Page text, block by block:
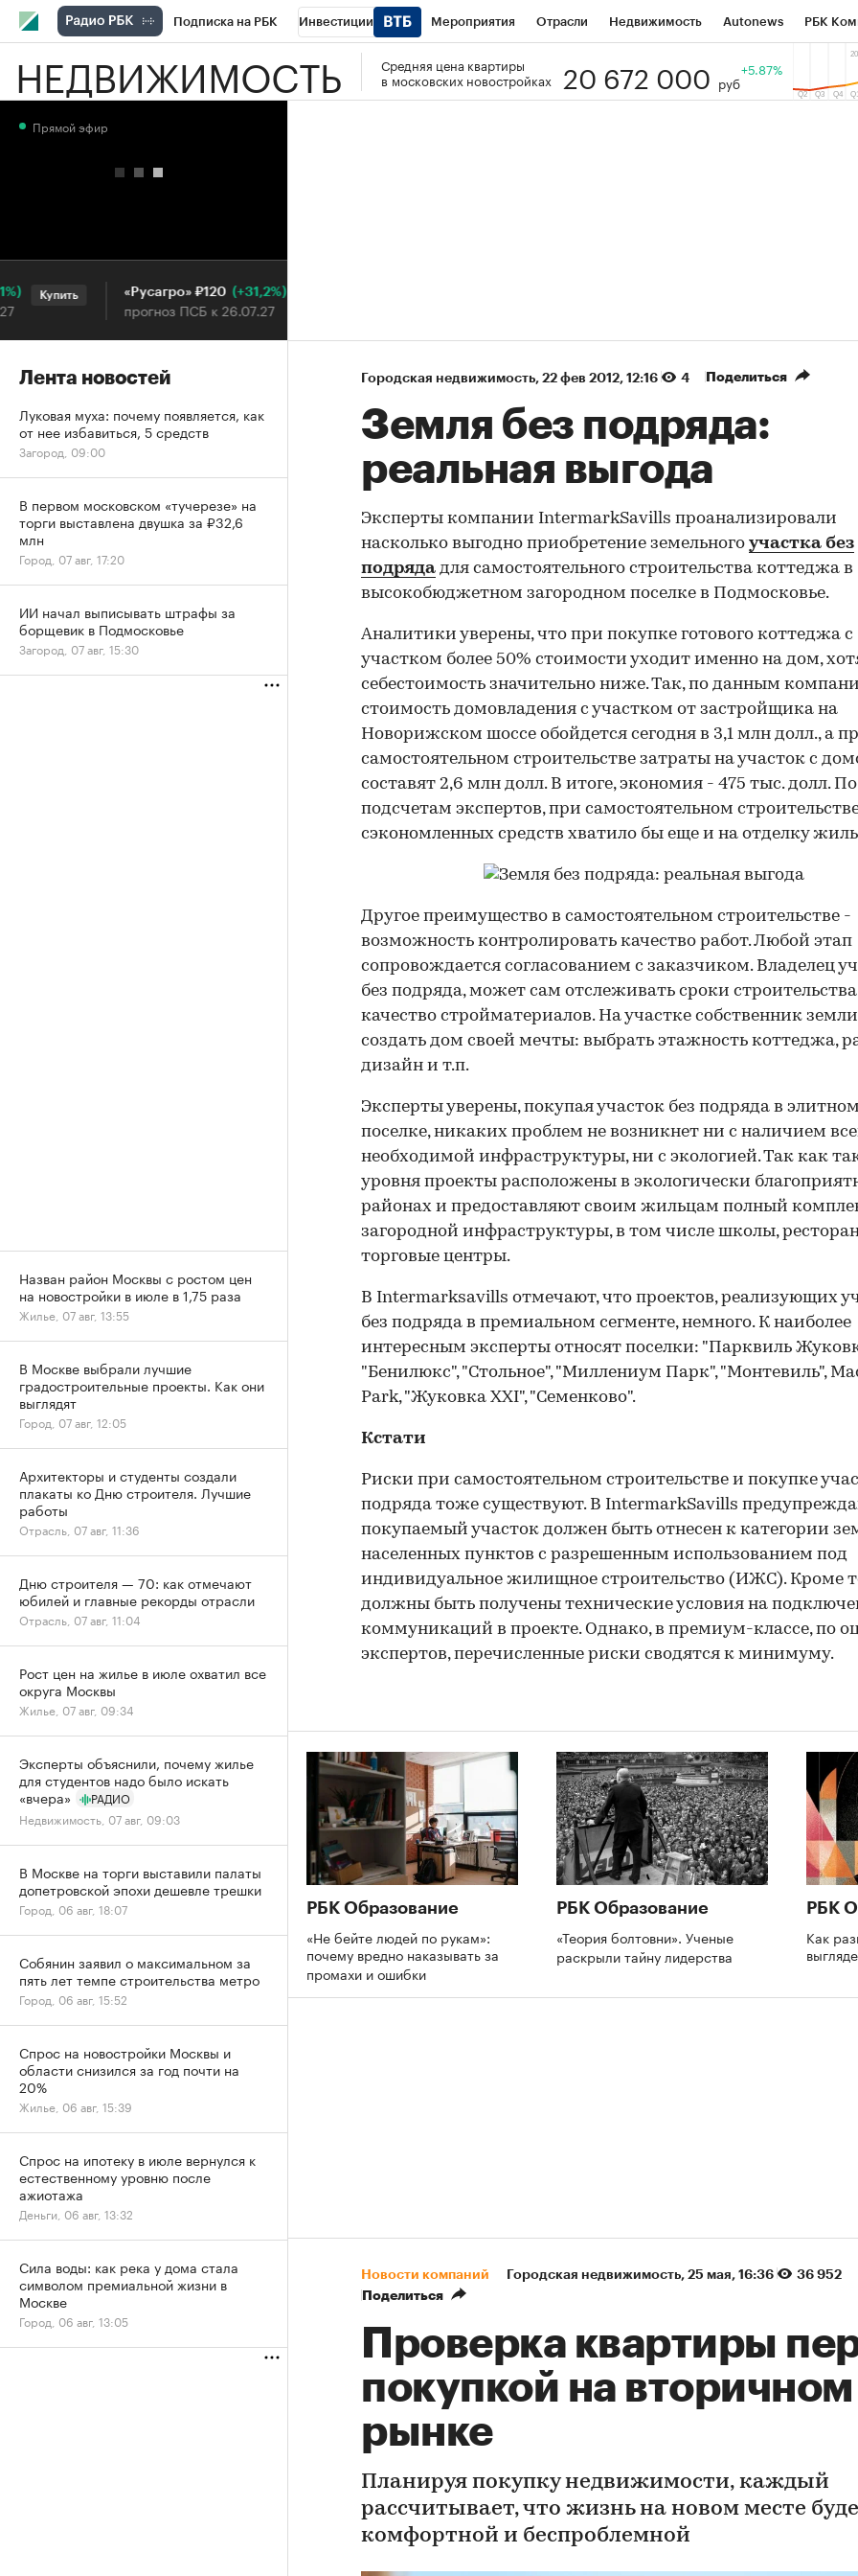
Подписка на РБК Инвестиции Мероприятия Отрасли Недвижимость Autonews РБК
РБК Вино Спорт Школа управления РБК РБК Образование Тренды
НЕДВИЖИМОСТЬ
Средняя цена квартиры
в московских новостройках
20 672 000 руб
+5.87%
Городская недвижимость⁠, 22 фев 2012, 12:16 4 Поделиться
Земля без подряда:
реальная выгода
Эксперты компании IntermarkSavills проанализировали
насколько выгодно приобретение земельного участка без
подряда для самостоятельного строительства коттеджа в
высокобюджетном загородном поселке в Подмосковье.
Аналитики уверены, что при покупке готового коттеджа с
участком более 50% стоимости уходит именно на дом,
себестоимость значительно ниже. Так, по данным
стоимость домовладения с участком от застройщика на
Новорижском шоссе обойдется сегодня в 3,1 млн долл., а
самостоятельном строительстве затраты на участок с
составят 2,6 млн долл. В итоге, экономия - 475 тыс. долл. По
подсчетам экспертов, при самостоятельном
сэкономленных средств хватило бы еще и на отделку
Другое преимущество в самостоятельном строительстве -
возможность контролировать качество работ. Любой этап
сопровождается согласованием с заказчиком. Владелец
без подряда, может сам отслеживать сроки
качество стройматериалов. На участке собственник
создать дом своей мечты: выбрать этажность коттеджа,
дизайн и т.п.
Эксперты уверены, покупая участок без подряда в элитном
поселке, никаких проблем не возникнет ни с наличием
необходимой инфраструктуры, ни с экологией. Так как
уровня проекты расположены в экологически
районах и предоставляют своим жильцам полный
загородной инфраструктуры, в том числе школы,
торговые центры.
В Intermarksavills отмечают, что проектов, реализующих
без подряда в премиальном сегменте, немного. К наиболее
интересным эксперты относят поселки: "Парквиль
"Бенилюкс", "Стольное", "Миллениум Парк", "Монтевиль",
Park, "Жуковка XXI", "Семенково".
Кстати
Риски при самостоятельном строительстве и покупке
подряда тоже существуют. В IntermarkSavills
покупаемый участок должен быть отнесен к категории
населенных пунктов с разрешенным использованием под
индивидуальное жилищное строительство (ИЖС). Кроме
должны быть получены технические условия на
коммуникаций в проекте. Однако, в премиум-классе, по
экспертов, перечисленные риски сводятся к минимуму.
РБК Образование
«Не бейте людей по рукам»:
почему вредно наказывать за
промахи и ошибки
РБК Образование
«Теория болтовни». Ученые
раскрыли тайну лидерства
РБК
Как
Новости компаний Городская недвижимость⁠, 25 мая, 16:36
36 952
Поделиться
Проверка квартиры
покупкой на вторичном
рынке
Планируя покупку недвижимости, каждый
рассчитывает, что жизнь на новом месте
комфортной и беспроблемной
Прямой эфир
Купить «Русагро» ₽120 (+31,2%)
прогноз ПСБ к 26.07.27
Купить
Лента новостей
Луковая муха: почему появляется, как
от нее избавиться, 5 средств
Загород, 09:00
В первом московском «тучерезе» на
торги выставлена двушка за ₽32,6
млн
Город, 07 авг, 17:20
ИИ начал выписывать штрафы за
борщевик в Подмосковье
Загород, 07 авг, 15:30
Назван район Москвы с ростом цен
на новостройки в июле в 1,75 раза
Жилье, 07 авг, 13:55
В Москве выбрали лучшие
градостроительные проекты. Как они
выглядят
Город, 07 авг, 12:05
Архитекторы и студенты создали
плакаты ко Дню строителя. Лучшие
работы
Отрасль, 07 авг, 11:36
Дню строителя — 70: как отмечают
юбилей и главные рекорды отрасли
Отрасль, 07 авг, 11:04
Рост цен на жилье в июле охватил все
округа Москвы
Жилье, 07 авг, 09:34
Эксперты объяснили, почему жилье
для студентов надо было искать
«вчера»
РАДИО
Недвижимость, 07 авг, 09:03
В Москве на торги выставили палаты
допетровской эпохи дешевле трешки
Город, 06 авг, 18:07
Собянин заявил о максимальном за
пять лет темпе строительства метро
Город, 06 авг, 15:52
Спрос на новостройки Москвы и
области снизился за год почти на
20%
Жилье, 06 авг, 15:39
Спрос на ипотеку в июле вернулся к
естественному уровню после
ажиотажа
Деньги, 06 авг, 13:32
Сила воды: как река у дома стала
символом премиальной жизни в
Москве
Город, 06 авг, 13:05